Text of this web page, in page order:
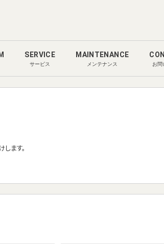
SERVICE
サービス
MAINTENANCE
メンテナンス お問
ます。